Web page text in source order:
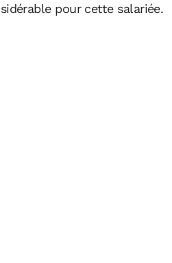
pour cette salariée.